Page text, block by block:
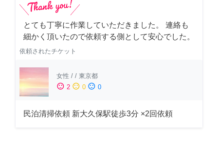
とても丁寧に作業していただきました。 連絡も
細かく頂いたので依頼する側として安心でした。
依頼されたチケット
女性 / / 東京都
sentiment_satisfied 2 sentiment_neutral 0 sentiment_dissatisfied 0
民泊清掃依頼 新大久保駅徒歩3分 ×2回依頼